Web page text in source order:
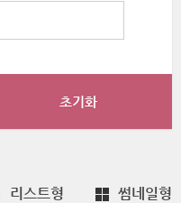
초기화
리스트형 썸네일형